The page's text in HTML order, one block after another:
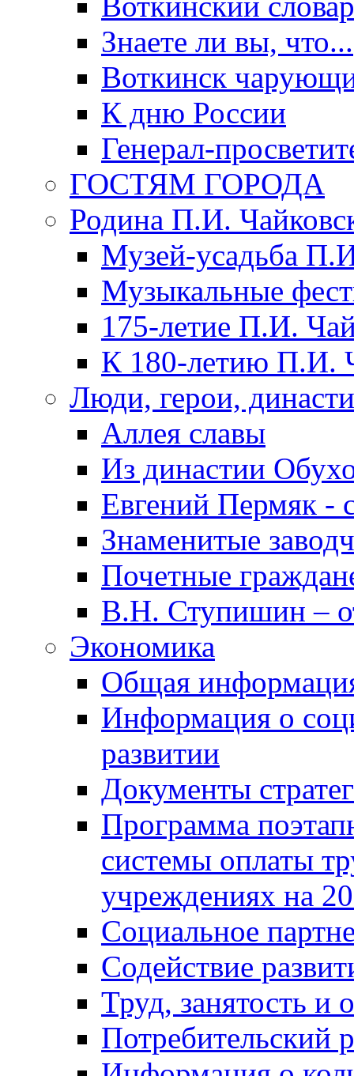
Знаете ли вы, что...
Воткинск
К дню России
Генерал-
ГОСТЯМ ГОРОДА
Родина П.И.
Музей-усадьба
Музыкальные
175-летие П.И.
К 180-летию П.И.
Люди, герои,
Аллея славы
Из династии
Евгений Пермяк -
Знаменитые
Почетные
В.Н. Ступишин –
Экономика
Общая
Информация о
развитии
Документы
Программа
системы оплаты
учреждениях на
Социальное
Содействие
Труд, занятость и
Потребительский